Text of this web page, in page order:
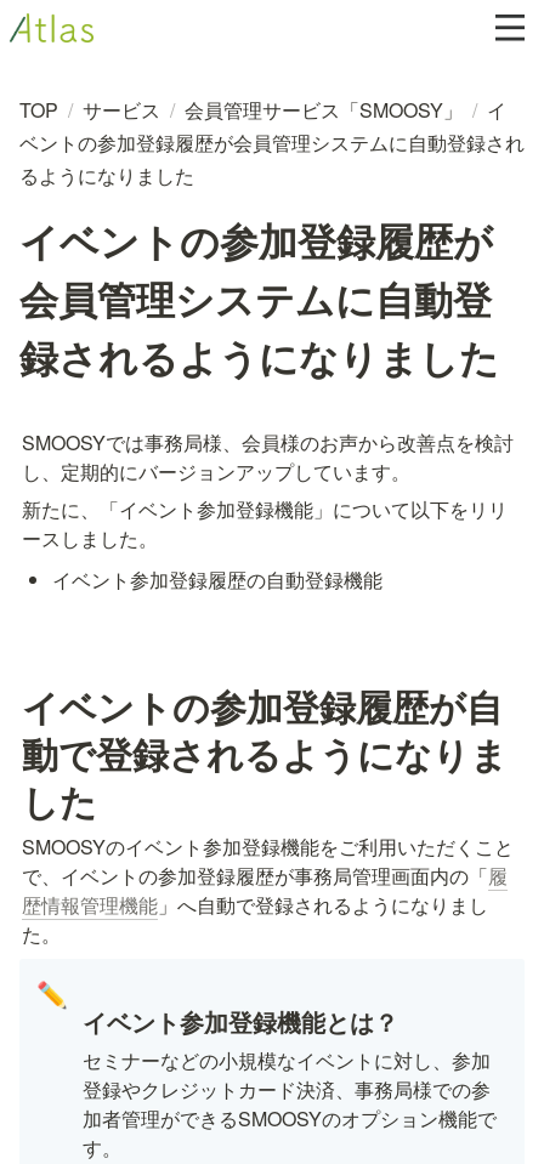
TOP / サービス / 会員管理サービス「SMOOSY」 / イ
ベントの参加登録履歴が会員管理システムに自動登録され
るようになりました
イベントの参加登録履歴が
会員管理システムに自動登
録されるようになりました
SMOOSYでは事務局様、会員様のお声から改善点を検討
し、定期的にバージョンアップしています。
新たに、「イベント参加登録機能」について以下をリリ
ースしました。
イベント参加登録履歴の自動登録機能
イベントの参加登録履歴が自
動で登録されるようになりま
した
SMOOSYのイベント参加登録機能をご利用いただくこと
で、イベントの参加登録履歴が事務局管理画面内の「履
歴情報管理機能 」へ自動で登録されるようになりまし
た。
✏️
イベント参加登録機能とは？
セミナーなどの小規模なイベントに対し、参加
登録やクレジットカード決済、事務局様での参
加者管理ができるSMOOSYのオプション機能で
す。